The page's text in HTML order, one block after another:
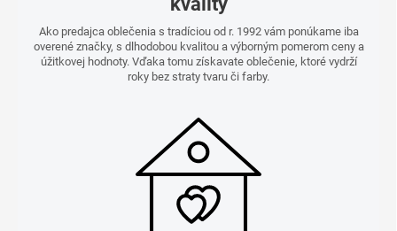
Ako predajca oblečenia s tradíciou od r. 1992 vám ponúkame iba
overené značky, s dlhodobou kvalitou a výborným pomerom ceny a
úžitkovej hodnoty. Vďaka tomu získavate oblečenie, ktoré vydrží
roky bez straty tvaru či farby.